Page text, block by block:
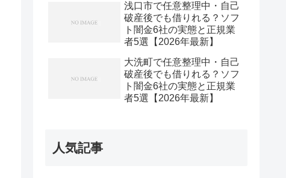
浅口市で任意整理中・自己
破産後でも借りれる？ソフ
ト闇金6社の実態と正規業
者5選【2026年最新】
大洗町で任意整理中・自己
破産後でも借りれる？ソフ
ト闇金6社の実態と正規業
者5選【2026年最新】
人気記事